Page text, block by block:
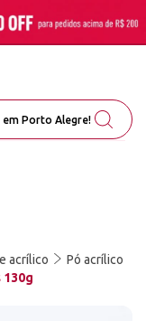
acrílico
Pó acrílico